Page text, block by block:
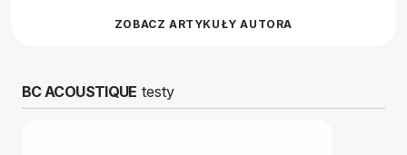
ZOBACZ ARTYKUŁY AUTORA
BC ACOUSTIQUE testy